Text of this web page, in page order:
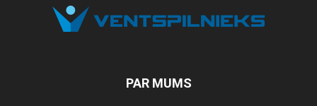
PAR MUMS